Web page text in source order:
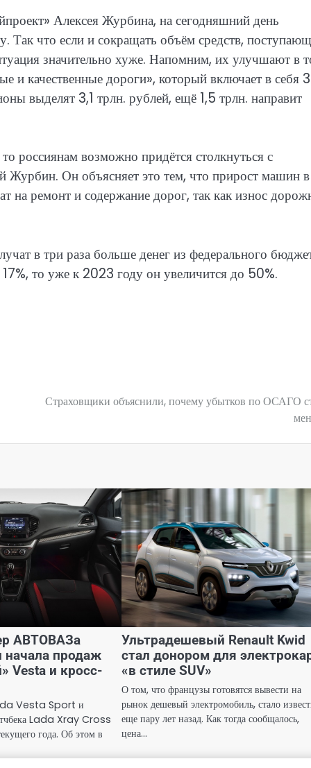
Алексея Журбина, на сегодняшний день
Так что если и сокращать объём средств,
значительно хуже. Напомним, их улучшают в
и качественные дороги», который включает в себя
выделят 3,1 трлн. рублей, ещё 1,5 трлн. направит
россиянам возможно придётся столкнуться с
Журбин. Он объясняет это тем, что прирост машин в
на ремонт и содержание дорог, так как износ
в три раза больше денег из федерального
17%, то уже к 2023 году он увеличится до 50%.
Страховщики объяснили, почему убытков по ОСАГО
АВТОВАЗа
начала продаж
Vesta и кросс-
Vesta Sport и
Lada Xray Cross
года. Об этом в
Ультрадешевый Renault Kwid
стал донором для
«в стиле SUV»
О том, что французы готовятся вывести на
рынок дешевый электромобиль, стало
еще пару лет назад. Как тогда сообщалось,
цена…